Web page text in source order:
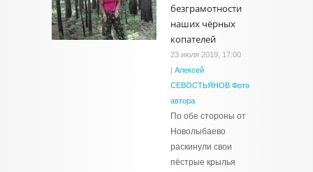
безграмотности
наших чёрных
копателей
23 июля 2019, 17:00
| Алексей
СЕВОСТЬЯНОВ Фото
автора
По обе стороны от
Новолыбаево
раскинули свои
пёстрые крылья